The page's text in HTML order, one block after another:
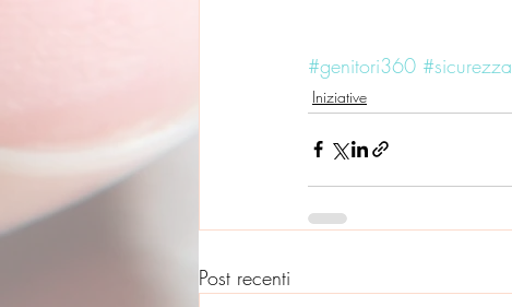
#genitori360 #sicurezza
Iniziative
Post recenti